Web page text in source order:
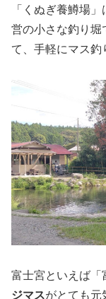
「くぬぎ養鱒場」
営の小さな釣り堀
て、手軽にマス釣
富士宮といえば「
ジマスがとても元